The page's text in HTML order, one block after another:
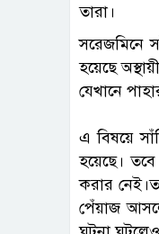
তারা।
সরেজমিনে
হয়েছে
যেখানে
এ বিষয়ে
হয়েছে।
করার
পেঁয়াজ